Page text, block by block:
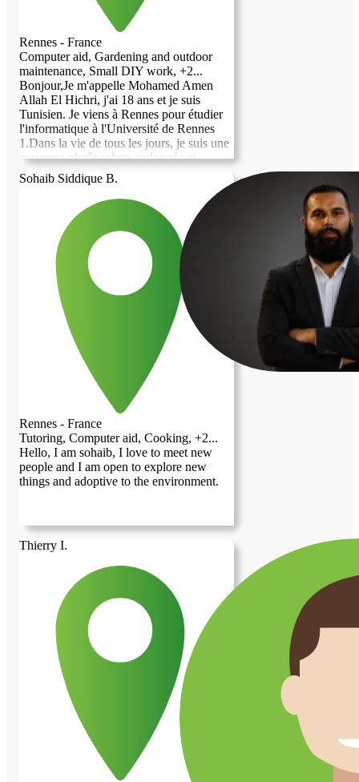
Rennes - France
Computer aid, Gardening and outdoor
maintenance, Small DIY work, +2...
Bonjour,Je m'appelle Mohamed Amen
Allah El Hichri, j'ai 18 ans et je suis
Tunisien. Je viens à Rennes pour étudier
l'informatique à l'Université de Rennes
1.Dans la vie de tous les jours, je suis une
personne plutôt calme, ordonnée et
discrète. J'ai un rythme de vie régulier : je
suis sérieux dans mes études, j'aime me
lever tôt et j'accorde une grande
importance à la propreté et au calme de
mon espace de vie.Ce que je recherche :Je
recherche plus qu'un simple logement
économique ; je souhaite trouver un
véritable lieu d'échange humain et de
bienveillance. Vivre chez l'habitant est
pour moi une opportunité unique de
découvrir la culture française de l'intérieur,
de perfectionner ma langue, et de partager
des moments conviviaux (comme un repas
ou une discussion en fin de journée) tout
en respectant scrupuleusement l'intimité et
le repos de mon hôte.
Sohaib Siddique B.
Rennes - France
Tutoring, Computer aid, Cooking, +2...
Hello, I am sohaib, I love to meet new
people and I am open to explore new
things and adoptive to the environment.
Thierry I.